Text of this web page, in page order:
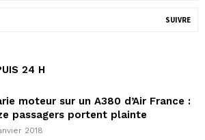
SUIVRE
24 H
moteur sur un A380 d’Air France :
passagers portent plainte
2018